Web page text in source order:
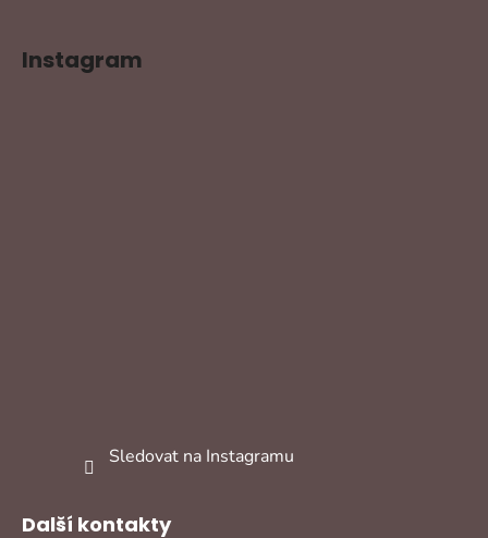
Instagram
Sledovat na Instagramu
Další kontakty